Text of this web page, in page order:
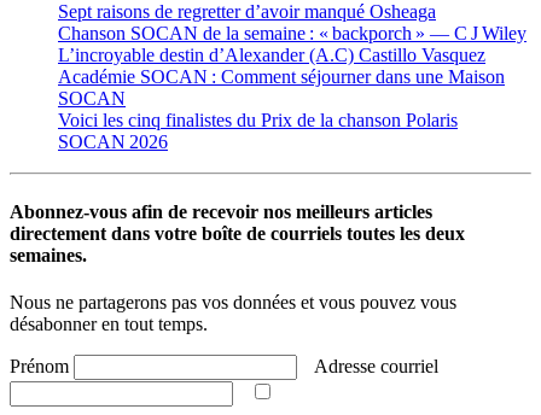
Sept raisons de regretter d’avoir manqué Osheaga
Chanson SOCAN de la semaine : « backporch » — C J Wiley
L’incroyable destin d’Alexander (A.C) Castillo Vasquez
Académie SOCAN : Comment séjourner dans une Maison
SOCAN
Voici les cinq finalistes du Prix de la chanson Polaris
SOCAN 2026
Abonnez-vous afin de recevoir nos meilleurs articles
directement dans votre boîte de courriels toutes les deux
semaines.
Nous ne partagerons pas vos données et vous pouvez vous
désabonner en tout temps.
Prénom Adresse courriel